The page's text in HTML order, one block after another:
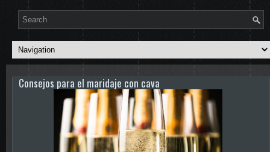
Consejos para el maridaje con cava